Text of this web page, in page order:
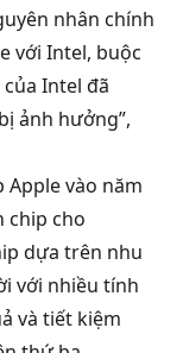
nhân chính
với Intel, buộc
Intel đã
ảnh hưởng”,
Apple vào năm
chip cho
dựa trên nhu
với nhiều tính
và tiết kiệm